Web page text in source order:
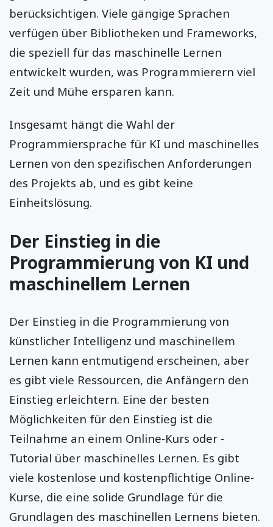
berücksichtigen. Viele gängige Sprachen
verfügen über Bibliotheken und Frameworks,
die speziell für das maschinelle Lernen
entwickelt wurden, was Programmierern viel
Zeit und Mühe ersparen kann.
Insgesamt hängt die Wahl der
Programmiersprache für KI und maschinelles
Lernen von den spezifischen Anforderungen
des Projekts ab, und es gibt keine
Einheitslösung.
Der Einstieg in die
Programmierung von KI und
maschinellem Lernen
Der Einstieg in die Programmierung von
künstlicher Intelligenz und maschinellem
Lernen kann entmutigend erscheinen, aber
es gibt viele Ressourcen, die Anfängern den
Einstieg erleichtern. Eine der besten
Möglichkeiten für den Einstieg ist die
Teilnahme an einem Online-Kurs oder -
Tutorial über maschinelles Lernen. Es gibt
viele kostenlose und kostenpflichtige Online-
Kurse, die eine solide Grundlage für die
Grundlagen des maschinellen Lernens bieten.